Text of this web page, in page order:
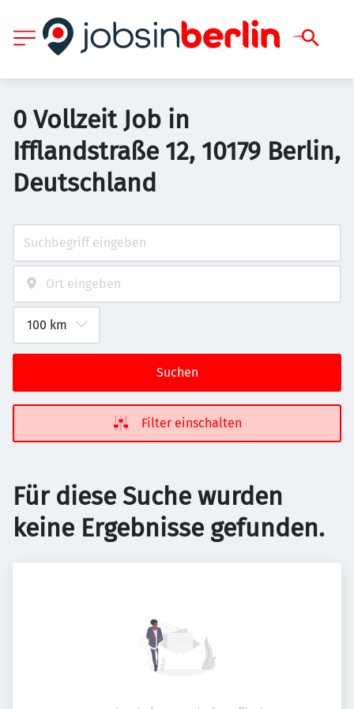
0 Vollzeit Job in
Ifflandstraße 12, 10179 Berlin,
Deutschland
Suchen
Filter einschalten
Für diese Suche wurden
keine Ergebnisse gefunden.